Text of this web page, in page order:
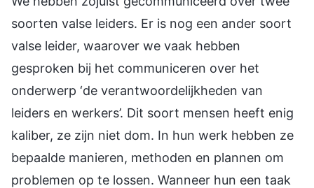
soorten valse leiders. Er is nog een ander soort
valse leider, waarover we vaak hebben
gesproken bij het communiceren over het
onderwerp ‘de verantwoordelijkheden van
leiders en werkers’. Dit soort mensen heeft enig
kaliber, ze zijn niet dom. In hun werk hebben ze
bepaalde manieren, methoden en plannen om
problemen op te lossen. Wanneer hun een taak